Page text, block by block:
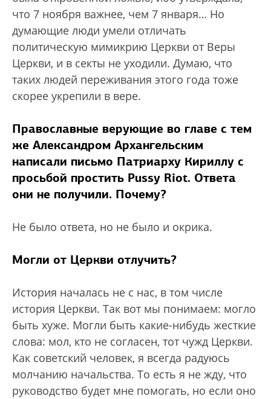
что 7 ноября важнее, чем 7 января… Но
думающие люди умели отличать
политическую мимикрию Церкви от Веры
Церкви, и в секты не уходили. Думаю, что
таких людей переживания этого года тоже
скорее укрепили в вере.
Православные верующие во главе с тем
же Александром Архангельским
написали письмо Патриарху Кириллу с
просьбой простить Pussy Riot. Ответа
они не получили. Почему?
Не было ответа, но не было и окрика.
Могли от Церкви отлучить?
История началась не с нас, в том числе
история Церкви. Так вот мы понимаем: могло
быть хуже. Могли быть какие-нибудь жесткие
слова: мол, кто не согласен, тот чужд Церкви.
Как советский человек, я всегда радуюсь
молчанию начальства. То есть я не жду, что
руководство будет мне помогать, но если оно